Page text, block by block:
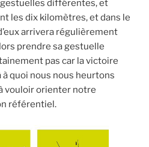
différentes, et
les dix kilomètres, et dans le
arrivera régulièrement
prendre sa gestuelle
pas car la victoire
quoi nous nous heurtons
vouloir orienter notre
référentiel.